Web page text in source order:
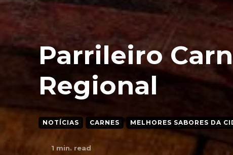
Parrileiro
Regional
NOTÍCIAS CARNES MELHORES SABORES DA
1 min. read